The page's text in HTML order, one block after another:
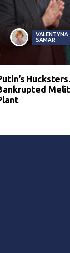
VALENTYNA
SAMAR